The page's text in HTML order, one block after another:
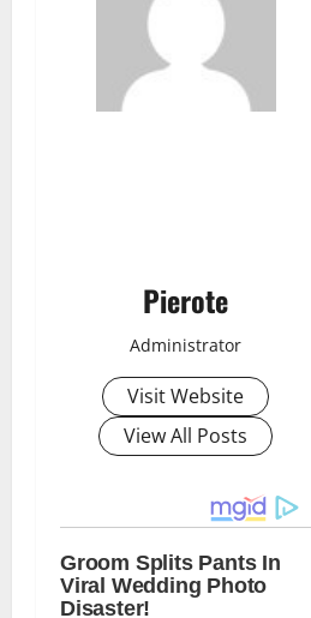
Pierote
Administrator
Visit Website
View All Posts